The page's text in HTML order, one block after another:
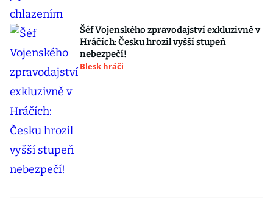
Šéf Vojenského zpravodajství exkluzivně v
Hráčích: Česku hrozil vyšší stupeň
nebezpečí!
Blesk hráči